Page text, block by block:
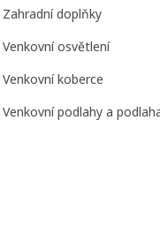
Zahradní doplňky
Venkovní osvětlení
Venkovní koberce
Venkovní podlahy a